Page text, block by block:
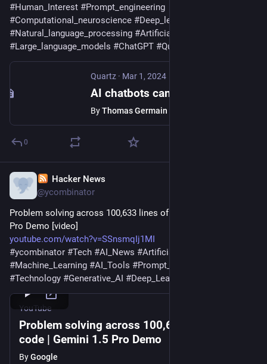
#Human_Interest #Prompt_engineering
#Computational_neuroscience #Deep_learning
#Natural_language_processing #Artificial_general_intelligence
#Large_language_models #ChatGPT #Quartz
Quartz · Mar 1, 2024
ByThomas Germain / Gizmodo
0
Hacker News
@ycombinator
Problem solving across 100,633 lines of code – Gemini 1.5
Pro Demo [video]
youtube.com/watch?v=SSnsmqIj1MI
#ycombinator #Tech #AI_News #Artificial_Intelligence
#Machine_Learning #AI_Tools #Prompt_Engineering
#Technology #Generative_AI #Deep_Learning
YouTube
Problem solving across 100,633 lines of
code | Gemini 1.5 Pro Demo
ByGoogle